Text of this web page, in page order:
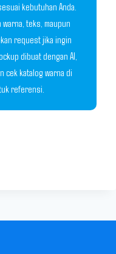
kebutuhan Anda.
teks, maupun
request jika ingin
dibuat dengan AI,
cek katalog warna di
referensi.